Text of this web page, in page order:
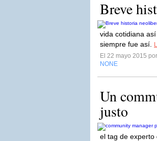
Breve
vida cotidiana
siempre fue así.
El 22 mayo 2015 por
NONE
Un
justo
el tag de experto